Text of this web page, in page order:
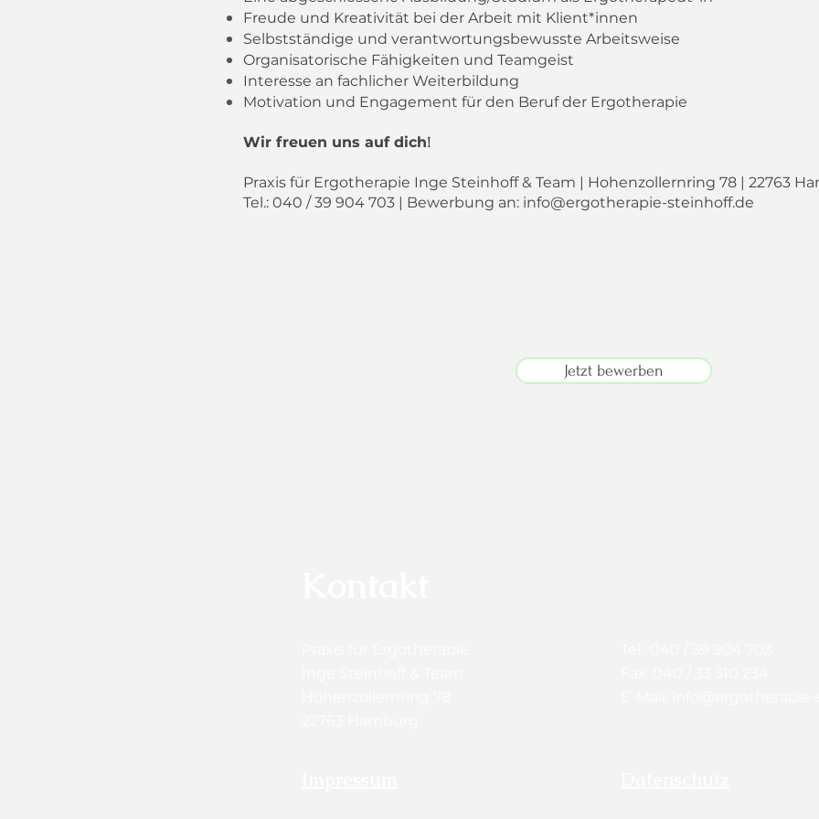
Freude und Kreativität bei der Arbeit mit Klient*innen
Selbstständige und verantwortungsbewusste Arbeitsweise
Organisatorische Fähigkeiten und Teamgeist
Interesse an fachlicher Weiterbildung
Motivation und Engagement für den Beruf der Ergotherapie
Wir freuen uns auf dich!
Praxis für Ergotherapie Inge Steinhoff & Team | Hohenzollernring 78 | 22763
Tel.: 040 / 39 904 703 | Bewerbung an: info@ergotherapie-steinhoff.de
Jetzt bewerben